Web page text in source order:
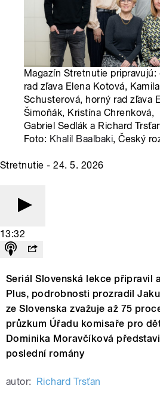
Magazín Stretnutie pripravujú:
rad zľava Elena Kotová, Kamila
Schusterová, horný rad zľava
Šimoňák, Kristína Chrenková,
Gabriel Sedlák a Richard Trsťan
Foto: Khalil Baalbaki, Český
Stretnutie - 24. 5. 2026
13:32
Seriál Slovenská lekce připravil
Plus, podrobnosti prozradil
ze Slovenska zvažuje až 75
průzkum Úřadu komisaře pro
Dominika Moravčíková
poslední romány
autor: Richard Trsťan